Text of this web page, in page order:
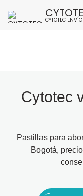
CYTOTEC
Cytotec
Pastillas para
Bogotá,